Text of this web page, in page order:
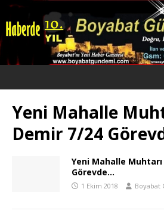
Yeni Mahalle
Demir 7/24
Yeni Mahalle
Görevde…
1 Ekim 2018 Boyabat